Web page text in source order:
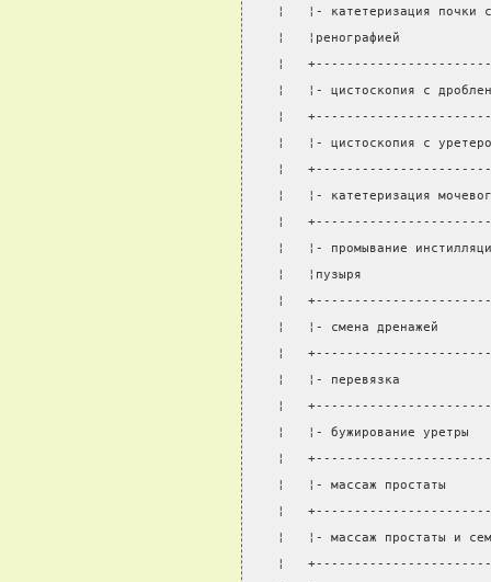
¦   ¦- катетеризация
¦   ¦ренографией
¦
¦   ¦- цистоскопия с
¦
¦   ¦- цистоскопия с
¦
¦   ¦- катетеризация
¦
¦   ¦- промывание
¦   ¦пузыря
¦
¦   ¦- смена дренажей
¦
¦   ¦- перевязка
¦
¦   ¦- бужирование
¦
¦   ¦- массаж
¦
¦   ¦- массаж простаты и
¦